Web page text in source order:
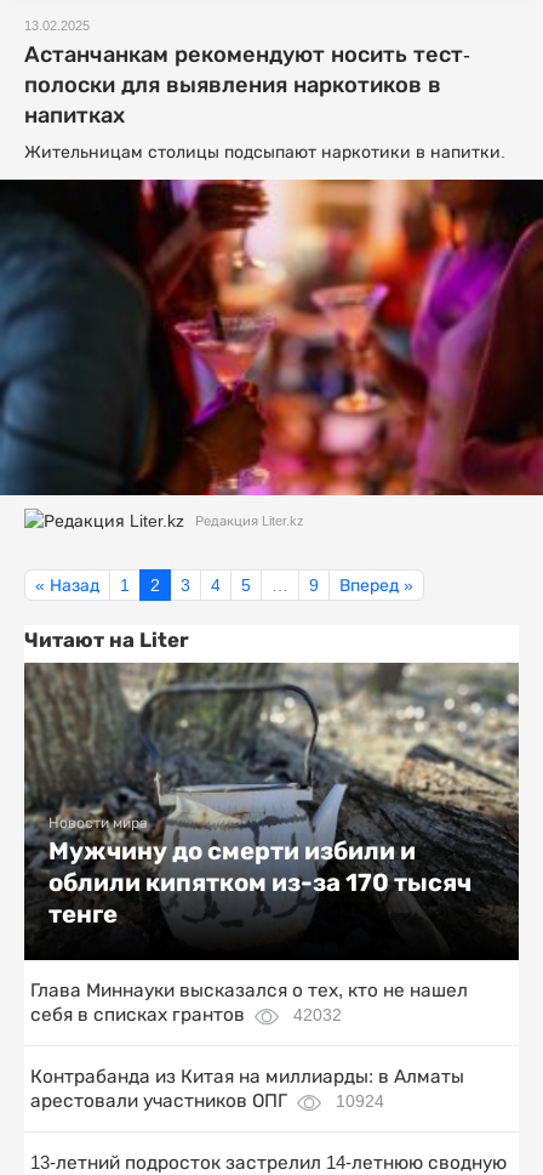
13.02.2025
Астанчанкам рекомендуют носить тест-
полоски для выявления наркотиков в
напитках
Жительницам столицы подсыпают наркотики в напитки.
Редакция Liter.kz
« Назад 1 2 3 4 5 9 Вперед »
Читают на Liter
Новости мира
Мужчину до смерти избили и
облили кипятком из-за 170 тысяч
тенге
Глава Миннауки высказался о тех, кто не нашел
себя в списках грантов
42032
Контрабанда из Китая на миллиарды: в Алматы
арестовали участников ОПГ
10924
13-летний подросток застрелил 14-летнюю сводную